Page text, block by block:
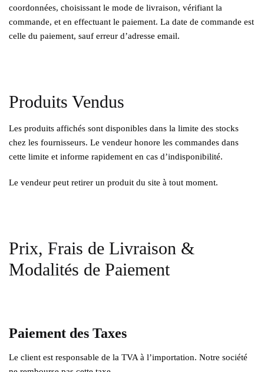
coordonnées, choisissant le mode de livraison, vérifiant la
commande, et en effectuant le paiement. La date de commande est
celle du paiement, sauf erreur d’adresse email.
Produits Vendus
Les produits affichés sont disponibles dans la limite des stocks
chez les fournisseurs. Le vendeur honore les commandes dans
cette limite et informe rapidement en cas d’indisponibilité.
Le vendeur peut retirer un produit du site à tout moment.
Prix, Frais de Livraison &
Modalités de Paiement
Paiement des Taxes
Le client est responsable de la TVA à l’importation. Notre société